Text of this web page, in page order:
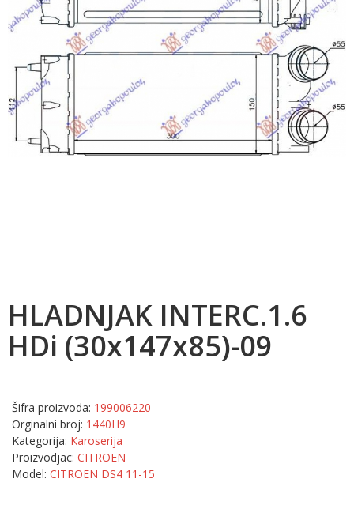
HLADNJAK INTERC.1.6
HDi (30x147x85)-09
Šifra proizvoda: 199006220
Orginalni broj: 1440H9
Kategorija: Karoserija
Proizvodjac: CITROEN
Model: CITROEN DS4 11-15